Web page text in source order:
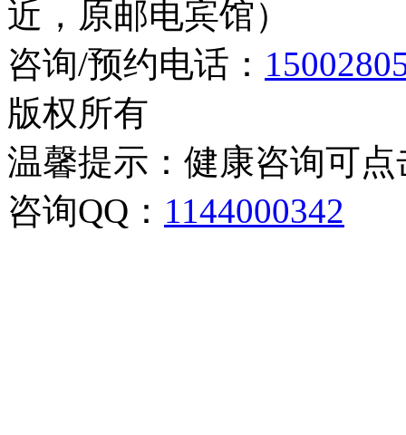
近，原邮电宾馆）
咨询/预约电话：
版权所有
温馨提示：健康咨询可
咨询QQ： 1144000342